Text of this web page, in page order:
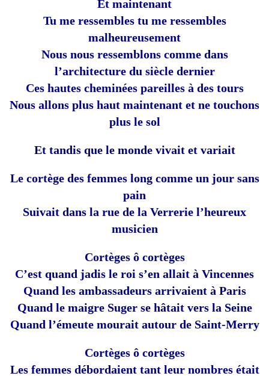
Et maintenant
Tu me ressembles tu me ressembles
malheureusement
Nous nous ressemblons comme dans
l’architecture du siècle dernier
Ces hautes cheminées pareilles à des tours
Nous allons plus haut maintenant et ne touchons
plus le sol
Et tandis que le monde vivait et variait
Le cortège des femmes long comme un jour sans
pain
Suivait dans la rue de la Verrerie l’heureux
musicien
Cortèges ô cortèges
C’est quand jadis le roi s’en allait à Vincennes
Quand les ambassadeurs arrivaient à Paris
Quand le maigre Suger se hâtait vers la Seine
Quand l’émeute mourait autour de Saint-Merry
Cortèges ô cortèges
Les femmes débordaient tant leur nombres était